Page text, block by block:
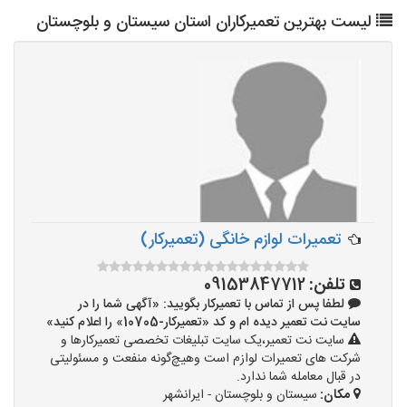
لیست بهترین تعمیرکاران استان سیستان و بلوچستان
تعمیرات لوازم خانگی (تعمیرکار)
تلفن:09153847712
لطفا پس از تماس با تعمیرکار بگویید: «آگهی شما را در
سایت نت تعمیر دیده ام و کد «تعمیرکار-10705» را اعلام کنید»
سایت نت تعمیر،یک سایت تبلیغات تخصصی تعمیرکارها و
شرکت های تعمیرات لوازم است وهیچ‌گونه منفعت و مسئولیتی
در قبال معامله شما ندارد.
مکان: سیستان و بلوچستان - ایرانشهر